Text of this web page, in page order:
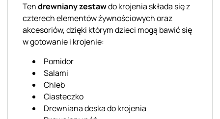
Tendrewniany zestawdo krojenia składa się z
czterech elementów żywnościowych oraz
akcesoriów, dzięki którym dzieci mogą bawić się
w gotowanie i krojenie:
Pomidor
Salami
Chleb
Ciasteczko
Drewniana deska do krojenia